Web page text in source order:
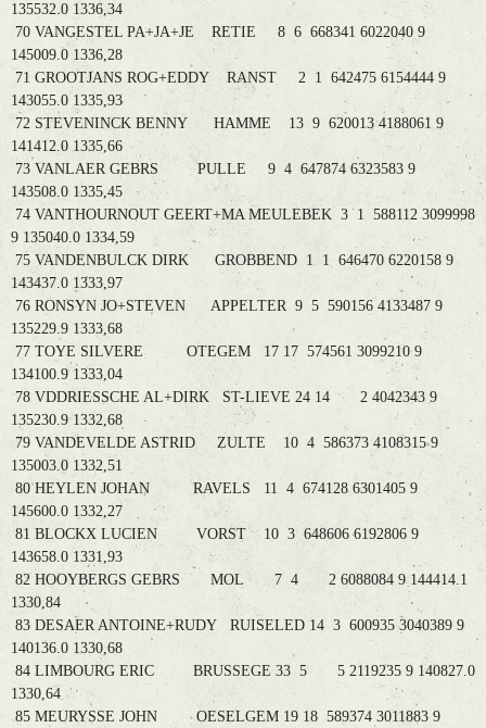
135532.0 1336,34
70 VANGESTEL PA+JA+JE RETIE 8 6 668341 6022040 9
145009.0 1336,28
71 GROOTJANS ROG+EDDY RANST 2 1 642475 6154444 9
143055.0 1335,93
72 STEVENINCK BENNY HAMME 13 9 620013 4188061 9
141412.0 1335,66
73 VANLAER GEBRS PULLE 9 4 647874 6323583 9
143508.0 1335,45
74 VANTHOURNOUT GEERT+MA MEULEBEK 3 1 588112 3099998
9 135040.0 1334,59
75 VANDENBULCK DIRK GROBBEND 1 1 646470 6220158 9
143437.0 1333,97
76 RONSYN JO+STEVEN APPELTER 9 5 590156 4133487 9
135229.9 1333,68
77 TOYE SILVERE OTEGEM 17 17 574561 3099210 9
134100.9 1333,04
78 VDDRIESSCHE AL+DIRK ST-LIEVE 24 14 2 4042343 9
135230.9 1332,68
79 VANDEVELDE ASTRID ZULTE 10 4 586373 4108315 9
135003.0 1332,51
80 HEYLEN JOHAN RAVELS 11 4 674128 6301405 9
145600.0 1332,27
81 BLOCKX LUCIEN VORST 10 3 648606 6192806 9
143658.0 1331,93
82 HOOYBERGS GEBRS MOL 7 4 2 6088084 9 144414.1
1330,84
83 DESAER ANTOINE+RUDY RUISELED 14 3 600935 3040389 9
140136.0 1330,68
84 LIMBOURG ERIC BRUSSEGE 33 5 5 2119235 9 140827.0
1330,64
85 MEURYSSE JOHN OESELGEM 19 18 589374 3011883 9